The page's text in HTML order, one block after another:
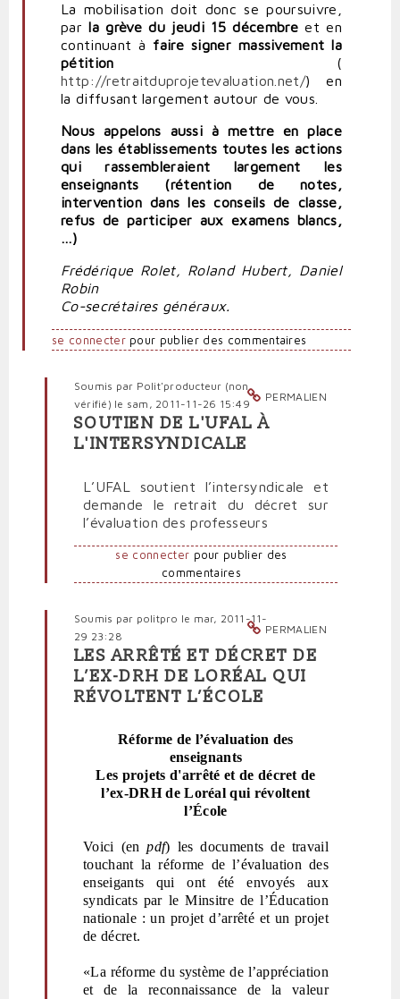
La mobilisation doit donc se poursuivre,
parla grève du jeudi 15 décembreet en
continuant à faire signer massivement la
pétition (
http://retraitduprojetevaluation.net/) en
la diffusant largement autour de vous.
Nous appelons aussi à mettre en place
dans les établissements toutes les actions
qui rassembleraient largement les
enseignants (rétention de notes,
intervention dans les conseils de classe,
refus de participer aux examens blancs,
…)
Frédérique Rolet, Roland Hubert, Daniel
Robin
Co-secrétaires généraux.
se connecterpour publier des commentaires
PERMALIEN
Soumis par Polit'producteur (non
vérifié) le sam, 2011-11-26 15:49
En
réponse
Évaluation
des
personnels
SOUTIEN DE L'UFAL À
L'INTERSYNDICALE
L’UFAL soutient l’intersyndicale et
demande le retrait du décret sur
l’évaluation des professeurs
se connecter pour publier des
commentaires
PERMALIEN
Soumis par politpro le mar, 2011-11-
29 23:28
En
réponse
à
vérifié)
LES ARRÊTÉ ET DÉCRET DE
L’EX-DRH DE LORÉAL QUI
RÉVOLTENT L’ÉCOLE
Réforme de l’évaluation des
enseignants
Les projets d'arrêté et de décret de
l’ex-DRH de Loréal qui révoltent
l’École
Voici (enpdf) les documents de travail
touchant la réforme de l’évaluation des
enseigants qui ont été envoyés aux
syndicats par le Minsitre de l’Éducation
nationale : un projet d’arrêté et un projet
de décret.
«La réforme du système de l’appréciation
et de la reconnaissance de la valeur